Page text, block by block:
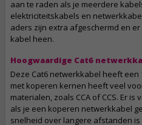
aan te raden als je meerdere
elektriciteitskabels en
aders zijn extra afgeschermd en
kabel heen.
Hoogwaardige Cat6
Deze Cat6 netwerkkabel heeft een
met koperen kernen heeft veel
materialen, zoals CCA of CCS. Er
als je een koperen netwerkkabel
snelheid over langere afstanden